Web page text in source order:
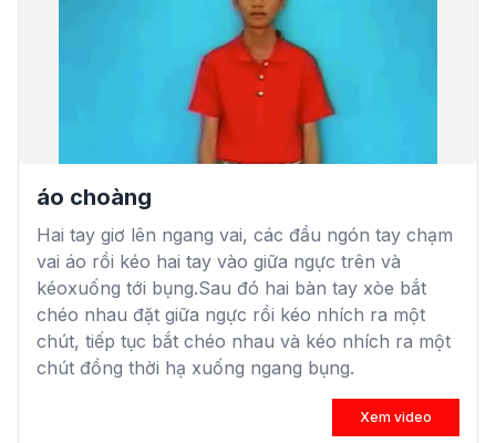
áo choàng
Hai tay giơ lên ngang vai, các đầu ngón tay chạm
vai áo rồi kéo hai tay vào giữa ngực trên và
kéoxuống tới bụng.Sau đó hai bàn tay xòe bắt
chéo nhau đặt giữa ngực rồi kéo nhích ra một
chút, tiếp tục bắt chéo nhau và kéo nhích ra một
chút đồng thời hạ xuống ngang bụng.
Xem video